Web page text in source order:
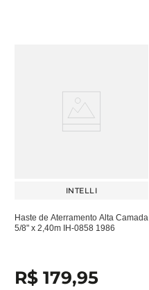
INTELLI
Haste de Aterramento Alta Camada
5/8" x 2,40m IH-0858 1986
R$ 179,95